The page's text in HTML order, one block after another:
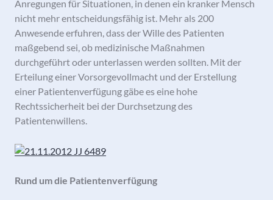
Anregungen für Situationen, in denen ein kranker Mensch
nicht mehr entscheidungsfähig ist. Mehr als 200
Anwesende erfuhren, dass der Wille des Patienten
maßgebend sei, ob medizinische Maßnahmen
durchgeführt oder unterlassen werden sollten. Mit der
Erteilung einer Vorsorgevollmacht und der Erstellung
einer Patientenverfügung gäbe es eine hohe
Rechtssicherheit bei der Durchsetzung des
Patientenwillens.
Rund um die Patientenverfügung